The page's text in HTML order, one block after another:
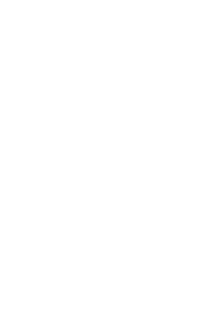
del martes
temporada pasada”
García